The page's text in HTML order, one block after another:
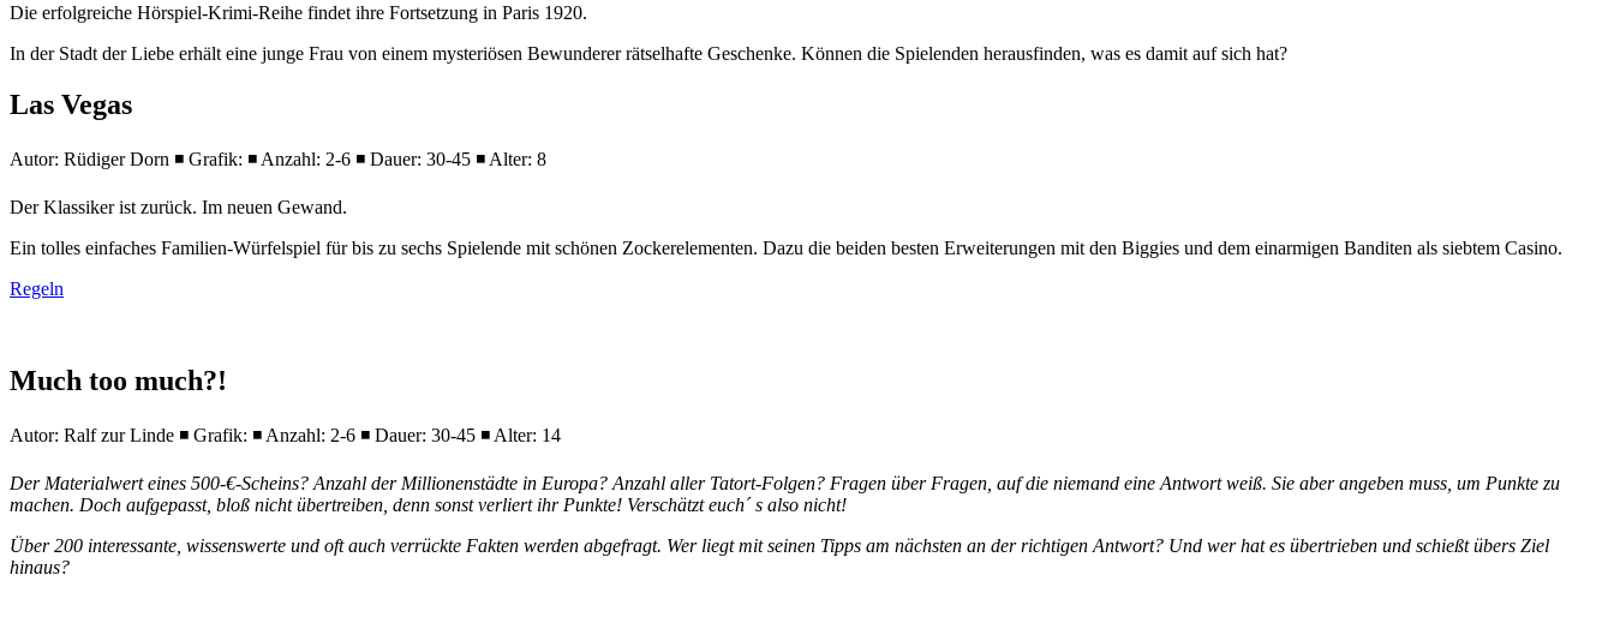
Die erfolgreiche Hörspiel-Krimi-Reihe findet ihre Fortsetzung in Paris 1920.
In der Stadt der Liebe erhält eine junge Frau von einem mysteriösen Bewunderer rätselhafte Geschenke. Können die Spielenden herausfinden, was es damit auf sich hat?
Las Vegas
Autor: Rüdiger Dorn ◾ Grafik: ◾ Anzahl: 2-6 ◾ Dauer: 30-45 ◾ Alter: 8
Der Klassiker ist zurück. Im neuen Gewand.
Ein tolles einfaches Familien-Würfelspiel für bis zu sechs Spielende mit schönen Zockerelementen. Dazu die beiden besten Erweiterungen mit den Biggies und dem einarmigen Banditen als siebtem Casino.
Regeln
Much too much?!
Autor: Ralf zur Linde ◾ Grafik: ◾ Anzahl: 2-6 ◾ Dauer: 30-45 ◾ Alter: 14
Der Materialwert eines 500-€-Scheins? Anzahl der Millionenstädte in Europa? Anzahl aller Tatort-Folgen? Fragen über Fragen, auf die niemand eine Antwort weiß. Sie aber angeben muss, um Punkte zu
machen. Doch aufgepasst, bloß nicht übertreiben, denn sonst verliert ihr Punkte! Verschätzt euch´ s also nicht!
Über 200 interessante, wissenswerte und oft auch verrückte Fakten werden abgefragt. Wer liegt mit seinen Tipps am nächsten an der richtigen Antwort? Und wer hat es übertrieben und schießt übers Ziel
hinaus?